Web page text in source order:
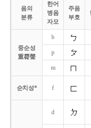
음의
분류
한어
병음
자모
주음
부호
중순성
重脣聲
b
p
m
순치성* f
d